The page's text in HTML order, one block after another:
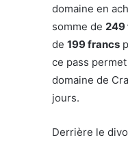
domaine en
somme de 249
de 199 francs
ce pass
domaine de
jours.
Derrière le